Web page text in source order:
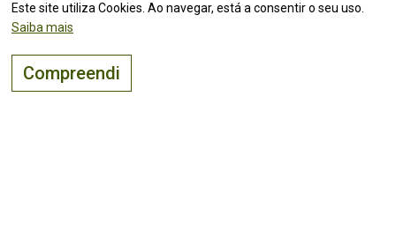
Este site utiliza Cookies. Ao navegar, está a consentir o seu uso.
Saiba mais
Compreendi